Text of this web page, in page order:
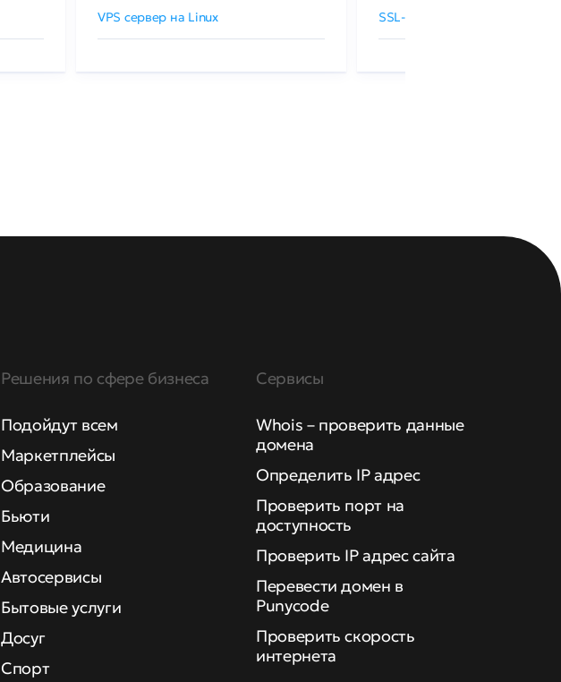
VPS сервер на Linux SSL-сертификаты GlobalSign
Решения по сфере бизнеса
Подойдут всем
Маркетплейсы
Образование
Бьюти
Медицина
Автосервисы
Бытовые услуги
Досуг
Спорт
Сервисы
Whois – проверить данные
домена
Определить IP адрес
Проверить порт на
доступность
Проверить IP адрес сайта
Перевести домен в
Punycode
Проверить скорость
интернета